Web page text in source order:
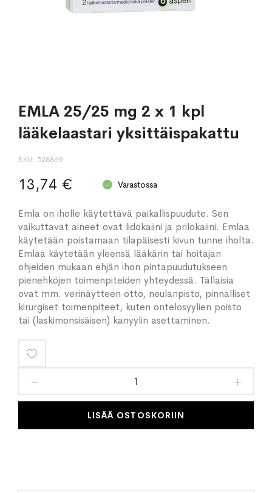
EMLA 25/25 mg 2 x 1 kpl
lääkelaastari yksittäispakattu
SKU 528869
13,74 € Varastossa
Emla on iholle käytettävä paikallispuudute. Sen
vaikuttavat aineet ovat lidokaiini ja prilokaiini. Emlaa
käytetään poistamaan tilapäisesti kivun tunne iholta.
Emlaa käytetään yleensä lääkärin tai hoitajan
ohjeiden mukaan ehjän ihon pintapuudutukseen
pienehköjen toimenpiteiden yhteydessä. Tällaisia
ovat mm. verinäytteen otto, neulanpisto, pinnalliset
kirurgiset toimenpiteet, kuten ontelosyylien poisto
tai (laskimonsisäisen) kanyylin asettaminen.
toivelistaan
LISÄÄ OSTOSKORIIN